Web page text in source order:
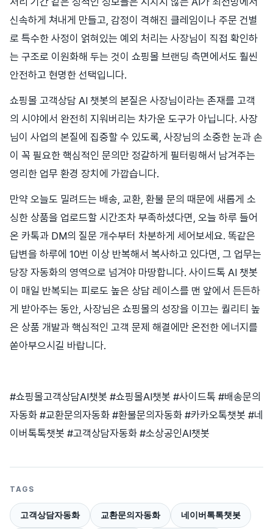
신속하게 쳐내게 만들고, 감정이 격해진 클레임이나 주문 건별
로 특수한 사정이 얽혀있는 예외 처리는 사장님이 직접 확인하
는 구조로 이원화해 두는 것이 쇼핑몰 브랜딩 측면에서도 훨씬
안전하고 현명한 선택입니다.
쇼핑몰 고객상담 AI 챗봇의 본질은 사장님이라는 존재를 고객
의 시야에서 완전히 지워버리는 차가운 도구가 아닙니다. 사장
님이 사업의 본질에 집중할 수 있도록, 사장님의 소중한 눈과 손
이 꼭 필요한 핵심적인 문의만 정갈하게 필터링해서 남겨주는
영리한 업무 환경 장치에 가깝습니다.
만약 오늘도 밀려드는 배송, 교환, 환불 문의 때문에 새롭게 소
싱한 상품을 업로드할 시간조차 부족하셨다면, 오늘 하루 들어
온 카톡과 DM의 질문 개수부터 차분하게 세어보세요. 똑같은
답변을 하루에 10번 이상 반복해서 복사하고 있다면, 그 업무는
당장 자동화의 영역으로 넘겨야 마땅합니다. 사이드톡 AI 챗봇
이 매일 반복되는 피로도 높은 상담 레이스를 맨 앞에서 든든하
게 받아주는 동안, 사장님은 쇼핑몰의 성장을 이끄는 퀄리티 높
은 상품 개발과 핵심적인 고객 문제 해결에만 온전한 에너지를
쏟아부으시길 바랍니다.
#쇼핑몰고객상담AI챗봇 #쇼핑몰AI챗봇 #사이드톡 #배송문의
자동화 #교환문의자동화 #환불문의자동화 #카카오톡챗봇 #네
이버톡톡챗봇 #고객상담자동화 #소상공인AI챗봇
TAGS
고객상담자동화 교환문의자동화 네이버톡톡챗봇